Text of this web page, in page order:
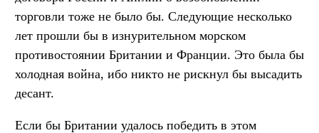
торговли тоже не было бы. Следующие несколько
лет прошли бы в изнурительном морском
противостоянии Британии и Франции. Это была бы
холодная война, ибо никто не рискнул бы высадить
десант.
Если бы Британии удалось победить в этом